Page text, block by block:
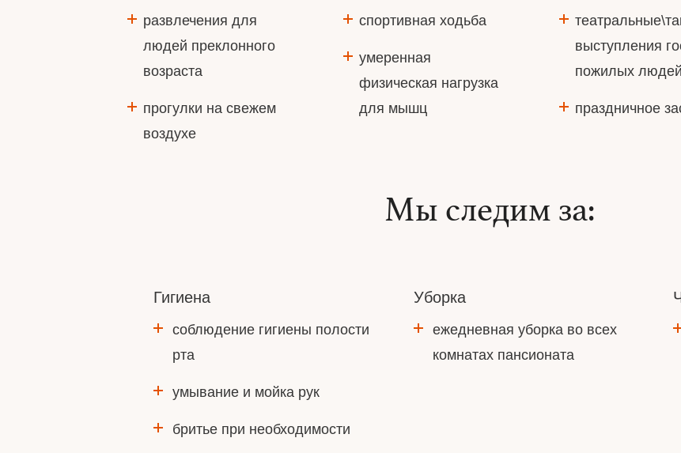
развлечения для
людей преклонного
возраста
прогулки на свежем
воздухе
спортивная ходьба
умеренная
физическая нагрузка
для мышц
выступления
пожилых людей
праздничное
Мы следим за:
Гигиена
соблюдение гигиены полости
рта
умывание и мойка рук
бритье при необходимости
Уборка
ежедневная уборка во всех
комнатах пансионата